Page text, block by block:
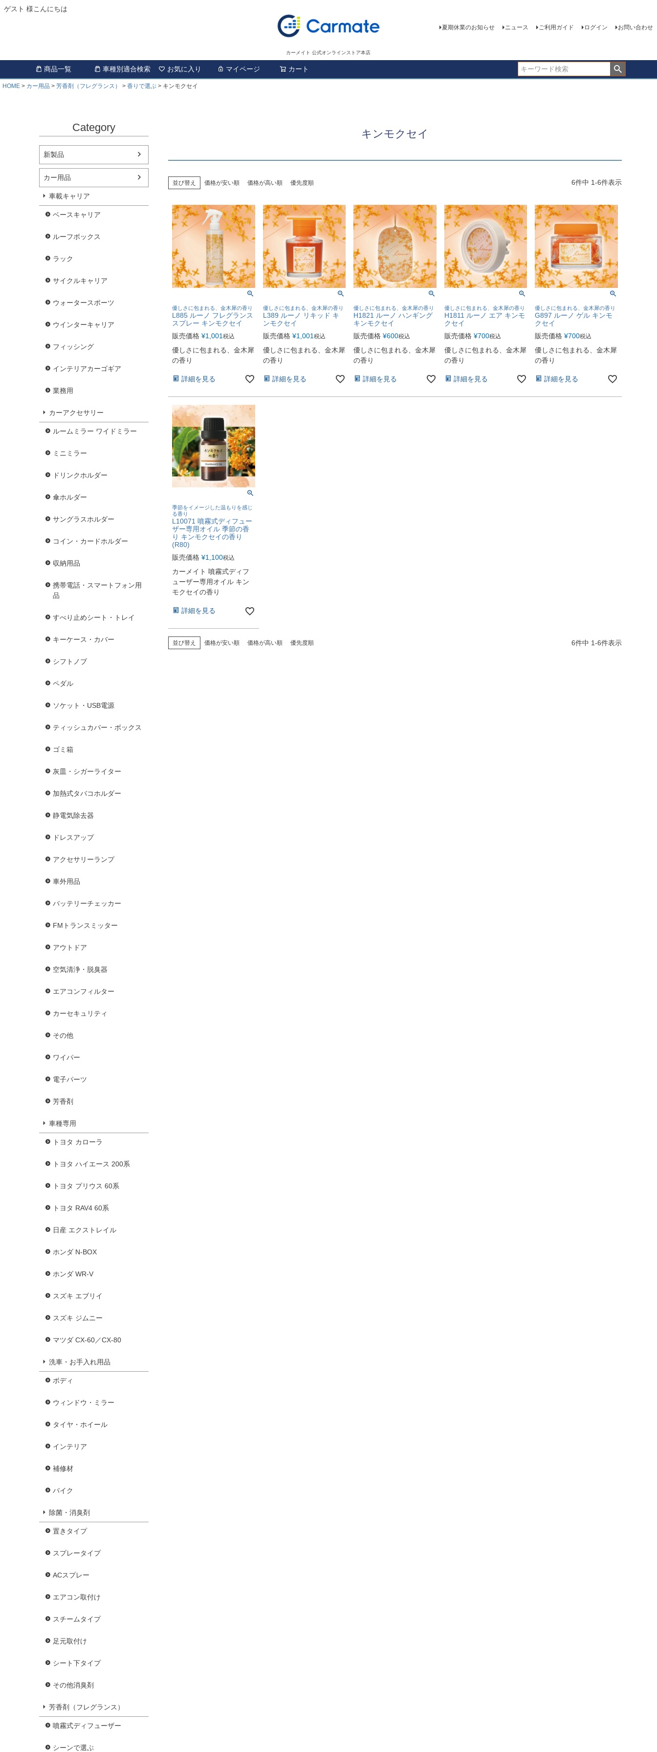
ゲスト 様こんにちは
カーメイト 公式オンラインストア本店
夏期休業のお知らせ ニュース ご利用ガイド ログイン お問い合わせ
商品一覧 車種別適合検索 お気に入り マイページ カート
HOME カー用品 芳香剤（フレグランス） 香りで選ぶ キンモクセイ
Category
新製品
カー用品
車載キャリア
ベースキャリア
ルーフボックス
ラック
サイクルキャリア
ウォータースポーツ
ウインターキャリア
フィッシング
インテリアカーゴギア
業務用
カーアクセサリー
ルームミラー ワイドミラー
ミニミラー
ドリンクホルダー
傘ホルダー
サングラスホルダー
コイン・カードホルダー
収納用品
携帯電話・スマートフォン用
品
すべり止めシート・トレイ
キーケース・カバー
シフトノブ
ペダル
ソケット・USB電源
ティッシュカバー・ボックス
ゴミ箱
灰皿・シガーライター
加熱式タバコホルダー
静電気除去器
ドレスアップ
アクセサリーランプ
車外用品
バッテリーチェッカー
FMトランスミッター
アウトドア
空気清浄・脱臭器
エアコンフィルター
カーセキュリティ
その他
ワイパー
電子パーツ
芳香剤
車種専用
トヨタ カローラ
トヨタ ハイエース 200系
トヨタ プリウス 60系
トヨタ RAV4 60系
日産 エクストレイル
ホンダ N-BOX
ホンダ WR-V
スズキ エブリイ
スズキ ジムニー
マツダ CX-60／CX-80
洗車・お手入れ用品
ボディ
ウィンドウ・ミラー
タイヤ・ホイール
インテリア
補修材
バイク
除菌・消臭剤
置きタイプ
スプレータイプ
ACスプレー
エアコン取付け
スチームタイプ
足元取付け
シート下タイプ
その他消臭剤
芳香剤（フレグランス）
噴霧式ディフューザー
シーンで選ぶ
キンモクセイ
並び替え 価格が安い順 価格が高い順 優先度順 6件中 1-6件表示
優しさに包まれる、金木犀の香り
L885 ルーノ フレグランス
スプレー キンモクセイ
販売価格 ¥1,001 税込
優しさに包まれる、金木犀
の香り
詳細を見る
優しさに包まれる、金木犀の香り
L389 ルーノ リキッド キ
ンモクセイ
販売価格 ¥1,001 税込
優しさに包まれる、金木犀
の香り
詳細を見る
優しさに包まれる、金木犀の香り
H1821 ルーノ ハンギング
キンモクセイ
販売価格 ¥600税込
優しさに包まれる、金木犀
の香り
詳細を見る
優しさに包まれる、金木犀の香り
H1811 ルーノ エア キンモ
クセイ
販売価格 ¥700税込
優しさに包まれる、金木犀
の香り
詳細を見る
優しさに包まれる、金木犀の香り
G897 ルーノ ゲル キンモ
クセイ
販売価格 ¥700税込
優しさに包まれる、金木犀
の香り
詳細を見る
季節をイメージした温もりを感じ
る香り
L10071 噴霧式ディフュー
ザー専用オイル 季節の香
り キンモクセイの香り
(R80)
販売価格 ¥1,100税込
カーメイト 噴霧式ディフ
ューザー専用オイル キン
モクセイの香り
詳細を見る
並び替え 価格が安い順 価格が高い順 優先度順 6件中 1-6件表示